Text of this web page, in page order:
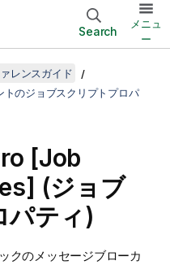
Search
メニュ
ー
レンスガイド
のジョブスクリプトプロパ
[Job
(ジョブ
パティ)
クのメッセージブローカ